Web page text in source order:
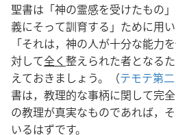
聖書は「神の霊感を受けたもの
義にそって訓育する」ために用
「それは，神の人が十分な能力
対して全く 整えられた者となる
えておきましょう。（テモテ第
書は，教理的な事柄に関して完
の教理が真実なものであれば，
いるはずです。